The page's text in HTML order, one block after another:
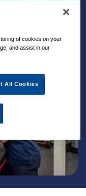
of cookies on your
and assist in our
All Cookies